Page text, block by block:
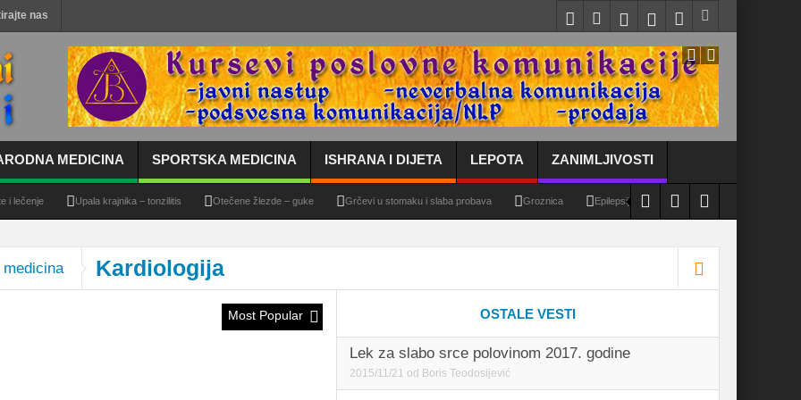
nas
MEDICINA SPORTSKA MEDICINA ISHRANA I DIJETA LEPOTA ZANIMLJIVOSTI
Upala krajnika – tonzilitis Otečene žlezde – guke Grčevi u stomaku i slaba probava Groznica Epilepsija ili padavica
medicina Kardiologija
Most Popular OSTALE VESTI
Lek za slabo srce polovinom 2017. godine
2015/11/21 od Boris Teodosijević